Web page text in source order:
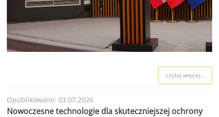
czytaj więcej...
Opublikowano: 03.07.2026
Nowoczesne technologie dla skuteczniejszej ochrony